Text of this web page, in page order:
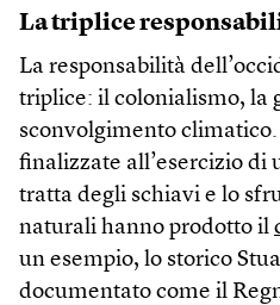
La triplice
La responsabilità
triplice: il colonialismo, la
sconvolgimento climatico.
finalizzate all’esercizio di
tratta degli schiavi e lo
naturali hanno prodotto il
un esempio, lo storico
documentato come il